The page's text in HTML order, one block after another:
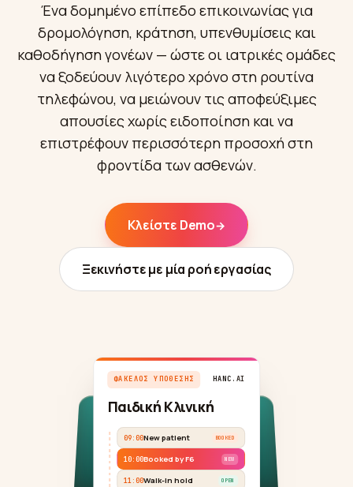
Ενσωματώσεις
CRM
Ασφάλεια & GDPR
Διαθέσιμο και στο Microsoft Marketplace
Ανάπτυξε το Hanc AI στη συνδρομή Azure
σου
Συνεργείο αυτοκινήτων
Βιοτεχνία
Εστιατόριο
Ξενοδοχείο
Ηλεκτρονικό εμπόριο
Διαχείριση ακινήτων
Τηλεπικοινωνίες
Χώρος εκδηλώσεων
ΕΠΑΓΓΕΛΜΑΤΙΚΆ
Δικηγόρος
Φοροτεχνικός
Γραφείο τελετών
Premium Φιλοξενία
Κτηνιατρική Κλινική
Δικηγορικό Γραφείο
Υπηρεσίες έκτακτης ανάγκης
Δείτε όλες τις περιπτώσεις →
ΕΡΓΑΛΕΊΑ
Υπολογιστής ROI
ΕΝΗΜΕΡΏΣΕΙΣ
Ημερολόγιο αλλαγών
Πρόγραμμα συνεργατών
ΔΗΜΙΟΎΡΓΗΣΕ
Συνεργάτης Λύσεων
Executive Συνεργάτης
Δημιουργία πράκτορα
Σύνδεση
Ένα δομημένο επίπεδο επικοινωνίας για
δρομολόγηση, κράτηση, υπενθυμίσεις και
καθοδήγηση γονέων — ώστε οι ιατρικές ομάδες
να ξοδεύουν λιγότερο χρόνο στη ρουτίνα
τηλεφώνου, να μειώνουν τις αποφεύξιμες
απουσίες χωρίς ειδοποίηση και να
επιστρέφουν περισσότερη προσοχή στη
φροντίδα των ασθενών.
Κλείστε Demo→
Ξεκινήστε με μία ροή εργασίας
ΦΆΚΕΛΟΣ ΥΠΌΘΕΣΗΣ HANC
Παιδική Κλινική